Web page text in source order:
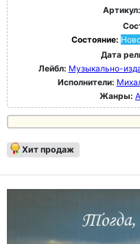
Артикул:
Состояние:
Дата
Лейбл: Музыкально-
Исполнители:
Жанры:
Хит продаж